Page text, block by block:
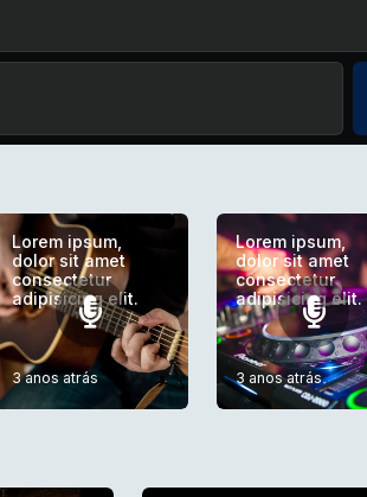
Lorem ipsum,
dolor sit amet
consectetur
adipisicing elit.
3 anos atrás
Lorem ipsum,
dolor sit amet
consectetur
adipisicing elit.
3 anos atrás